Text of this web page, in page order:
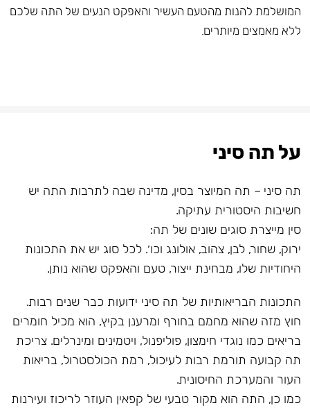
המושלמת להנות מהטעם העשיר והאפקט הנעים של התה שלכם
ללא מאמצים מיותרים.
על תה סיני
תה סיני – תה המיוצר בסין, מדינה שבה לתרבות התה יש
חשיבות היסטורית עתיקה.
סין מייצרת סוגים שונים של תה:
ירוק, שחור, לבן, צהוב, אולונג וכו׳. לכל סוג יש את התכונות
היחודיות שלו, מבחינת ייצור, טעם והאפקט שהוא נותן.
התכונות הבריאותיות של תה סיני ידועות כבר שנים רבות.
חוץ מזה שהוא מחמם בחורף ומרענן בקיץ, הוא מכיל חומרים
בריאים כמו נוגדי חימצון, פוליפנול, ויטמינים ומינרלים. צריכת
תה קבועה תורמת רבות לעיכול, רמת הכולסטרול, בריאות
העור והמערכת החיסונית.
כמו כן, התה הוא מקור טבעי של קפאין העוזר לריכוז ועירנות